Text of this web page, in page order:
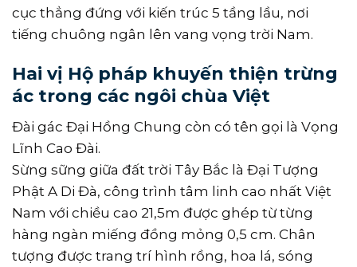
cục thẳng đứng với kiến trúc 5 tầng lầu, nơi
tiếng chuông ngân lên vang vọng trời Nam.
Hai vị Hộ pháp khuyến thiện trừng
ác trong các ngôi chùa Việt
Đài gác Đại Hồng Chung còn có tên gọi là Vọng
Lĩnh Cao Đài.
Sừng sững giữa đất trời Tây Bắc là Đại Tượng
Phật A Di Đà, công trình tâm linh cao nhất Việt
Nam với chiều cao 21,5m được ghép từ từng
hàng ngàn miếng đồng mỏng 0,5 cm. Chân
tượng được trang trí hình rồng, hoa lá, sóng